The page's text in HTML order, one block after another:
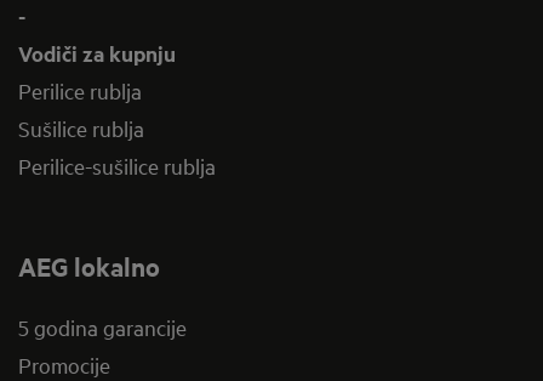
-
Vodiči za kupnju
Perilice rublja
Sušilice rublja
Perilice-sušilice rublja
AEG lokalno
5 godina garancije
Promocije